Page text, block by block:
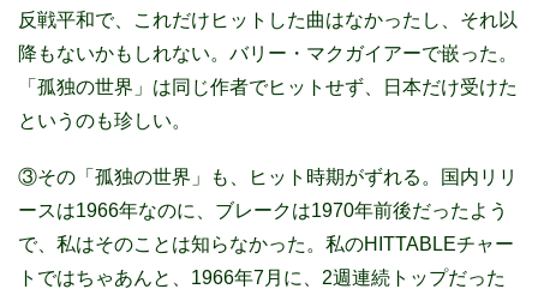
反戦平和で、これだけヒットした曲はなかったし、それ以
降もないかもしれない。バリー・マクガイアーで嵌った。
「孤独の世界」は同じ作者でヒットせず、日本だけ受けた
というのも珍しい。
③その「孤独の世界」も、ヒット時期がずれる。国内リリ
ースは1966年なのに、ブレークは1970年前後だったよう
で、私はそのことは知らなかった。私のHITTABLEチャー
トではちゃあんと、1966年7月に、2週連続トップだった